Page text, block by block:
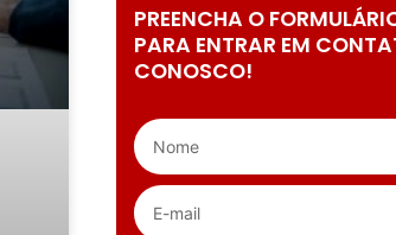
PREENCHA O
PARA ENTRAR EM
CONOSCO!